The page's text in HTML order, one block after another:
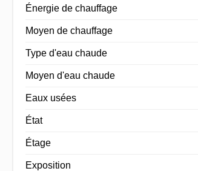
Énergie de chauffage
Moyen de chauffage
Type d'eau chaude
Moyen d'eau chaude
Eaux usées
État
Étage
Exposition